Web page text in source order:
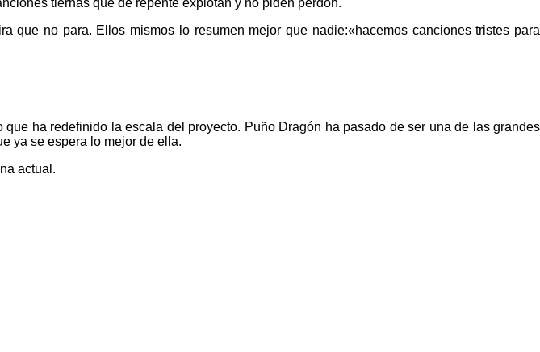
que no para. Ellos mismos lo resumen mejor que nadie:«hacemos canciones tristes para
ha redefinido la escala del proyecto. Puño Dragón ha pasado de ser una de las grandes
ya se espera lo mejor de ella.
actual.